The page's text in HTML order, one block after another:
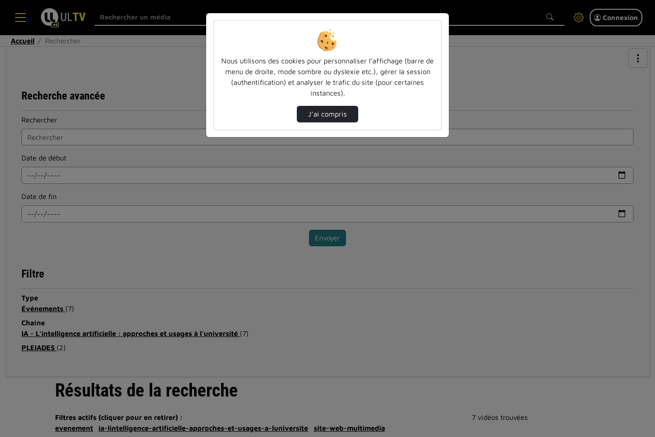
Connexion
Accueil Rechercher
Recherche avancée
Rechercher
Date de début
Date de fin
Envoyer
Filtre
Type
Événements (7)
Chaîne
IA - L'intelligence artificielle : approches et usages à l'université (7)
PLEIADES (2)
Résultats de la recherche
Filtres actifs (cliquer pour en retirer) :
evenement
ia-lintelligence-artificielle-approches-et-usages-a-luniversite site-web-multimedia
7 vidéos trouvées
Nous utilisons des cookies pour personnaliser l’affichage (barre de
menu de droite, mode sombre ou dyslexie etc.), gérer la session
(authentification) et analyser le trafic du site (pour certaines
instances).
J’ai compris